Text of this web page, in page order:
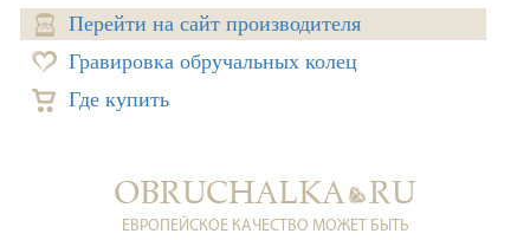
Перейти на сайт производителя
Гравировка обручальных колец
Где купить
ЕВРОПЕЙСКОЕ КАЧЕСТВО МОЖЕТ БЫТЬ